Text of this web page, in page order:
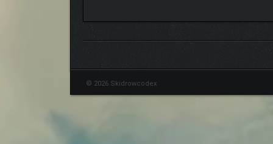
© 2026 Skidrowcodex